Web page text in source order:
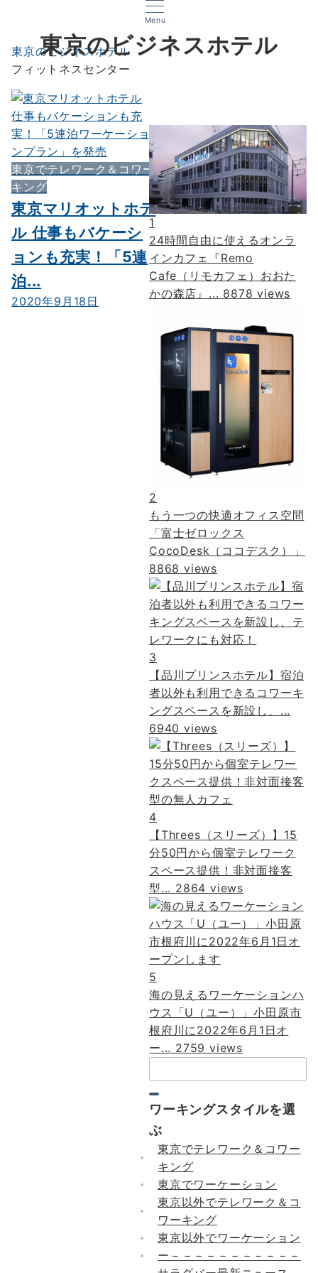
Menu
東京のビジネスホテル
東京のビジネスホテル
フィットネスセンター
東京でテレワーク＆コワー
キング
東京マリオットホテ
ル 仕事もバケーシ
ョンも充実！「5連
泊...
2020年9月18日
1
24時間自由に使えるオンラ
インカフェ『Remo
Cafe（リモカフェ）おおた
かの森店』... 8878 views
2
もう一つの快適オフィス空間
「富士ゼロックス
CocoDesk（ココデスク）」
8868 views
3
【品川プリンスホテル】宿泊
者以外も利用できるコワーキ
ングスペースを新設し、...
6940 views
4
【Threes（スリーズ）】15
分50円から個室テレワーク
スペース提供！非対面接客
型... 2864 views
5
海の見えるワーケーションハ
ウス「U（ユー）」小田原市
根府川に2022年6月1日オ
ー... 2759 views
索：
ワーキングスタイルを選
ぶ
東京でテレワーク＆コワー
キング
東京でワーケーション
東京以外でテレワーク＆コ
ワーキング
東京以外でワーケーション
ー－－－－－－－－－－－